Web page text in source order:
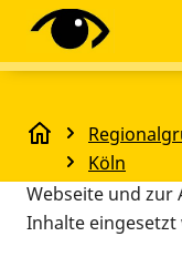
Köln
August 2025
Diese Webseite
Tracking-Tools
technisch
Zwecken sowie
Webseite und zur
Inhalte eingesetzt